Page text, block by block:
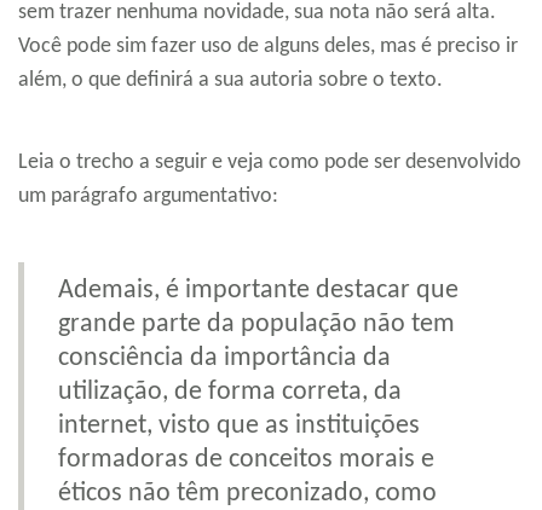
sem trazer nenhuma novidade, sua nota não será alta.
Você pode sim fazer uso de alguns deles, mas é preciso ir
além, o que definirá a sua autoria sobre o texto.
Leia o trecho a seguir e veja como pode ser desenvolvido
um parágrafo argumentativo:
Ademais, é importante destacar que
grande parte da população não tem
consciência da importância da
utilização, de forma correta, da
internet, visto que as instituições
formadoras de conceitos morais e
éticos não têm preconizado, como